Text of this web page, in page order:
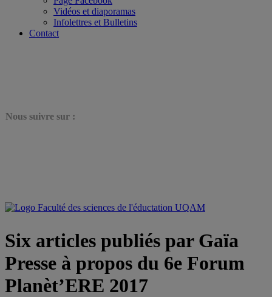
Vidéos et diaporamas
Infolettres et Bulletins
Contact
Nous suivre sur :
Six articles publiés par Gaïa
Presse à propos du 6e Forum
Planèt’ERE 2017